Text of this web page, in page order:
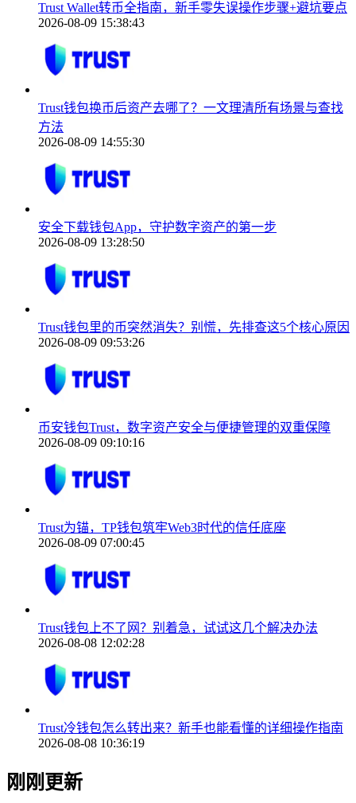
Trust Wallet转币全指南，新手零失误操作步骤+避坑要点
2026-08-09 15:38:43
Trust钱包换币后资产去哪了？一文理清所有场景与查找
方法
2026-08-09 14:55:30
安全下载钱包App，守护数字资产的第一步
2026-08-09 13:28:50
Trust钱包里的币突然消失？别慌，先排查这5个核心原因
2026-08-09 09:53:26
币安钱包Trust，数字资产安全与便捷管理的双重保障
2026-08-09 09:10:16
Trust为锚，TP钱包筑牢Web3时代的信任底座
2026-08-09 07:00:45
Trust钱包上不了网？别着急，试试这几个解决办法
2026-08-08 12:02:28
Trust冷钱包怎么转出来？新手也能看懂的详细操作指南
2026-08-08 10:36:19
刚刚更新